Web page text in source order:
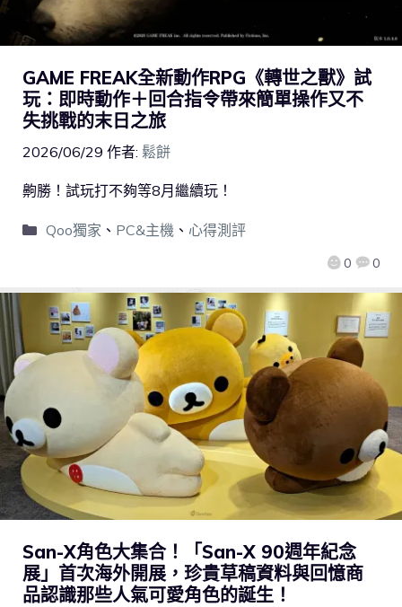
GAME FREAK全新動作RPG《轉世之獸》試
玩：即時動作＋回合指令帶來簡單操作又不
失挑戰的末日之旅
2026/06/29 作者: 鬆餅
0 0
齁勝！試玩打不夠等8月繼續玩！
Qoo獨家 、 PC&主機、 心得測評
San-X角色大集合！「San-X 90週年紀念
展」首次海外開展，珍貴草稿資料與回憶商
品認識那些人氣可愛角色的誕生！